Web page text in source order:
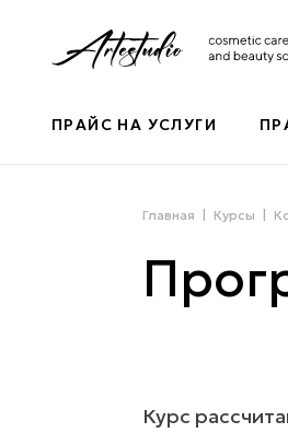
ПРАЙС НА УСЛУГИ
Главная Курсы
Курс